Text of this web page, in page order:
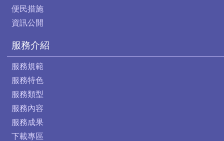
便民措施
資訊公開
服務介紹
服務規範
服務特色
服務類型
服務內容
服務成果
下載專區